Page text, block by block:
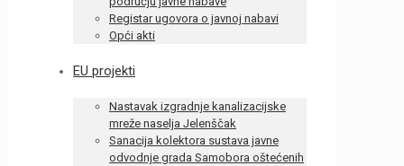
Registar ugovora o javnoj nabavi
Opći akti
EU projekti
Nastavak izgradnje kanalizacijske
mreže naselja Jelenščak
Sanacija kolektora sustava javne
odvodnje grada Samobora oštećenih